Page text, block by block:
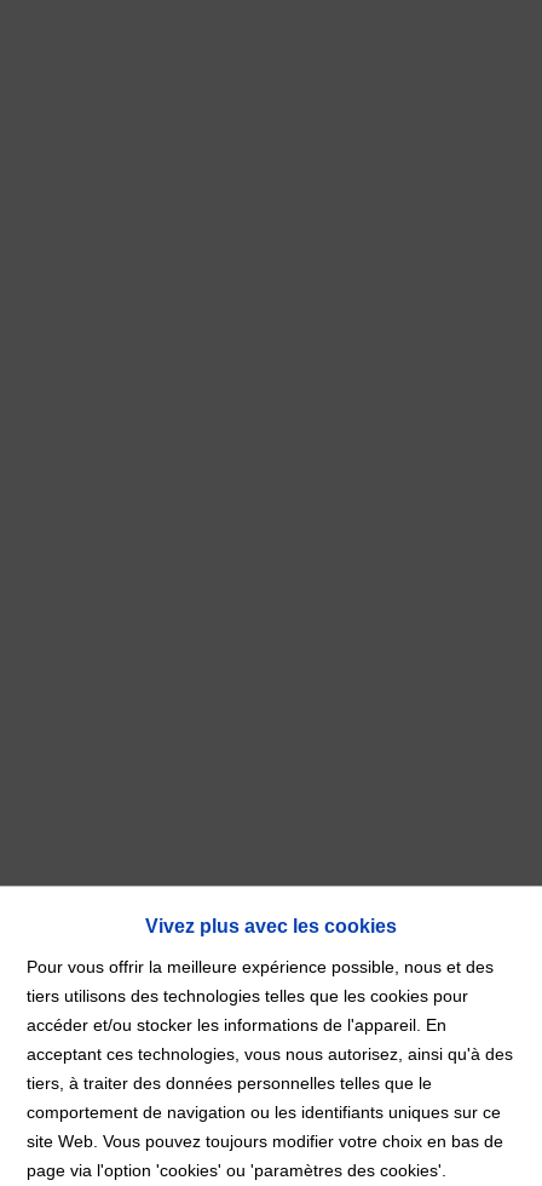
Vivez plus avec les cookies
Pour vous offrir la meilleure expérience possible, nous et des
tiers utilisons des technologies telles que les cookies pour
accéder et/ou stocker les informations de l'appareil. En
acceptant ces technologies, vous nous autorisez, ainsi qu'à des
tiers, à traiter des données personnelles telles que le
comportement de navigation ou les identifiants uniques sur ce
site Web. Vous pouvez toujours modifier votre choix en bas de
page via l'option 'cookies' ou 'paramètres des cookies'.
À Vendre
Accueil À Vendre